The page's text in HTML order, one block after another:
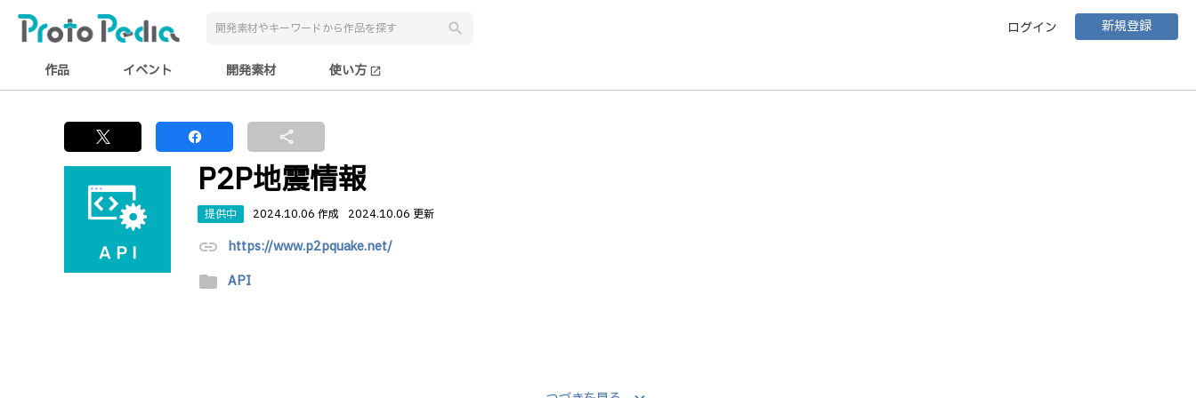
search ログイン 新規登録
作品 イベント 開発素材 使い方 open_in_new
share
P2P地震情報
提供中 2024.10.06 作成 2024.10.06 更新
link https://www.p2pquake.net/
folder API